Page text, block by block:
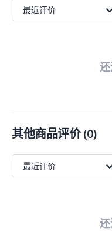
最近评价
还
其他商品评价(0)
最近评价
还